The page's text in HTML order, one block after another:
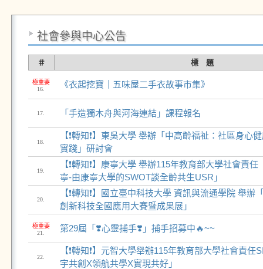
社會參與中心公告
＃ 標 題
極重要
16.
《衣起挖寶｜五味屋二手衣故事市集》
17. 「手造獨木舟與河海連結」課程報名
18.
【❗轉知❗】東吳大學 舉辦「中高齡福祉：社區身心
實踐」研討會
19.
【❗轉知❗】康寧大學 舉辦115年教育部大學社會責
寧-由康寧大學的SWOT談全齡共生USR」
20.
【❗轉知❗】國立臺中科技大學 資訊與流通學院 舉
創新科技全國應用大賽暨成果展」
極重要
21.
第29屆「❣️心靈捕手❣️」捕手招募中🔥~~
22.
【❗轉知❗】元智大學舉辦115年教育部大學社會責
宇共創X領航共學X實現共好」